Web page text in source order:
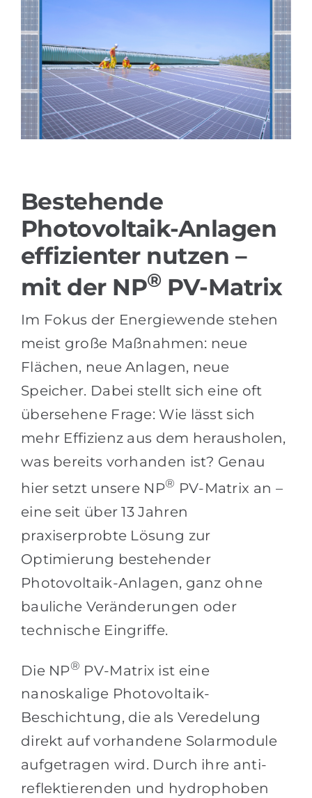
Referenzen
Produkte
Branchenlösungen
Kontakt
Deutsch
Bestehende
Photovoltaik-Anlagen
effizienter nutzen –
mit der NP® PV-Matrix
Im Fokus der Energiewende stehen
meist große Maßnahmen: neue
Flächen, neue Anlagen, neue
Speicher. Dabei stellt sich eine oft
übersehene Frage: Wie lässt sich
mehr Effizienz aus dem herausholen,
was bereits vorhanden ist? Genau
hier setzt unsere NP® PV-Matrix an –
eine seit über 13 Jahren
praxiserprobte Lösung zur
Optimierung bestehender
Photovoltaik-Anlagen, ganz ohne
bauliche Veränderungen oder
technische Eingriffe.
Die NP® PV-Matrix ist eine
nanoskalige Photovoltaik-
Beschichtung, die als Veredelung
direkt auf vorhandene Solarmodule
aufgetragen wird. Durch ihre anti-
reflektierenden und hydrophoben